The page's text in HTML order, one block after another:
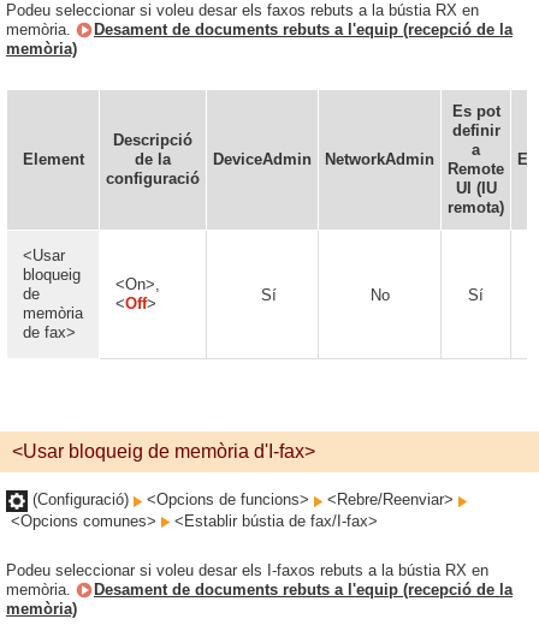
Podeu seleccionar si voleu desar els faxos rebuts a la bústia RX en
memòria.
Desament de documents rebuts a l'equip (recepció de la
memòria)
Element
Descripció
de la
configuració
DeviceAdmin NetworkAdmin
Es pot
definir
a
Remote
UI (IU
remota)
<Usar
bloqueig
de
memòria
de fax>
<On>,
<Off> Sí No Sí
<Usar bloqueig de memòria d'I-fax>
(Configuració) <Opcions de funcions>
<Rebre/Reenviar>
<Opcions comunes>
<Establir bústia de fax/I-fax>
Podeu seleccionar si voleu desar els I-faxos rebuts a la bústia RX en
memòria.
Desament de documents rebuts a l'equip (recepció de la
memòria)